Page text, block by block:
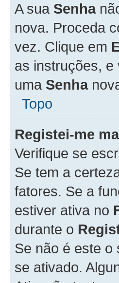
A sua Senha
nova. Proceda
vez. Clique em
as instruções,
uma Senha
Topo
Registei-me
Verifique se
Se tem a
fatores. Se a
estiver ativa no
durante o
Se não é este
se ativado.